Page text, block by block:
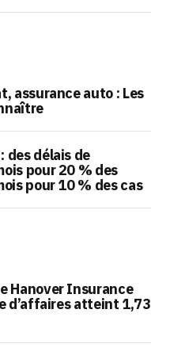
assurance auto : Les
des délais de
pour 20 % des
pour 10 % des cas
Hanover Insurance
d’affaires atteint 1,73